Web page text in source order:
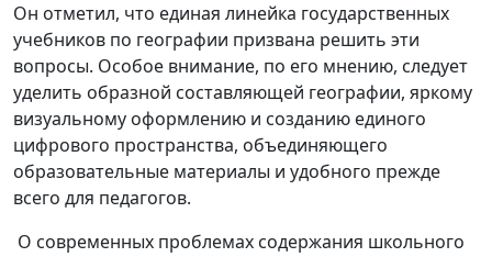
Он отметил, что единая линейка государственных
учебников по географии призвана решить эти
вопросы. Особое внимание, по его мнению, следует
уделить образной составляющей географии, яркому
визуальному оформлению и созданию единого
цифрового пространства, объединяющего
образовательные материалы и удобного прежде
всего для педагогов.
О современных проблемах содержания школьного